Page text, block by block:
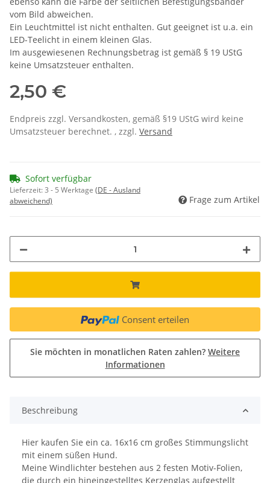
vom Bild abweichen.
Ein Leuchtmittel ist nicht enthalten. Gut geeignet ist u.a. ein
LED-Teelicht in einem kleinen Glas.
Im ausgewiesenen Rechnungsbetrag ist gemäß § 19 UStG
keine Umsatzsteuer enthalten.
2,50 €
Endpreis zzgl. Versandkosten, gemäß §19 UStG wird keine
Umsatzsteuer berechnet. , zzgl. Versand
Sofort verfügbar
Lieferzeit:3 - 5 Werktage (DE - Ausland
abweichend)
Frage zum Artikel
Consent erteilen
Sie möchten in monatlichen Raten zahlen? Weitere
Informationen
Beschreibung
Hier kaufen Sie ein ca. 16x16 cm großes Stimmungslicht
mit einem süßen Hund.
Meine Windlichter bestehen aus 2 festen Motiv-Folien,
die durch ein hineingestelltes Kerzenglas aufgestellt